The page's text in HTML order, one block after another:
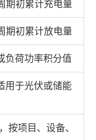
期初累计充电量
期初累计放电量
负荷功率积分值
用于光伏或储能
按项目、设备、